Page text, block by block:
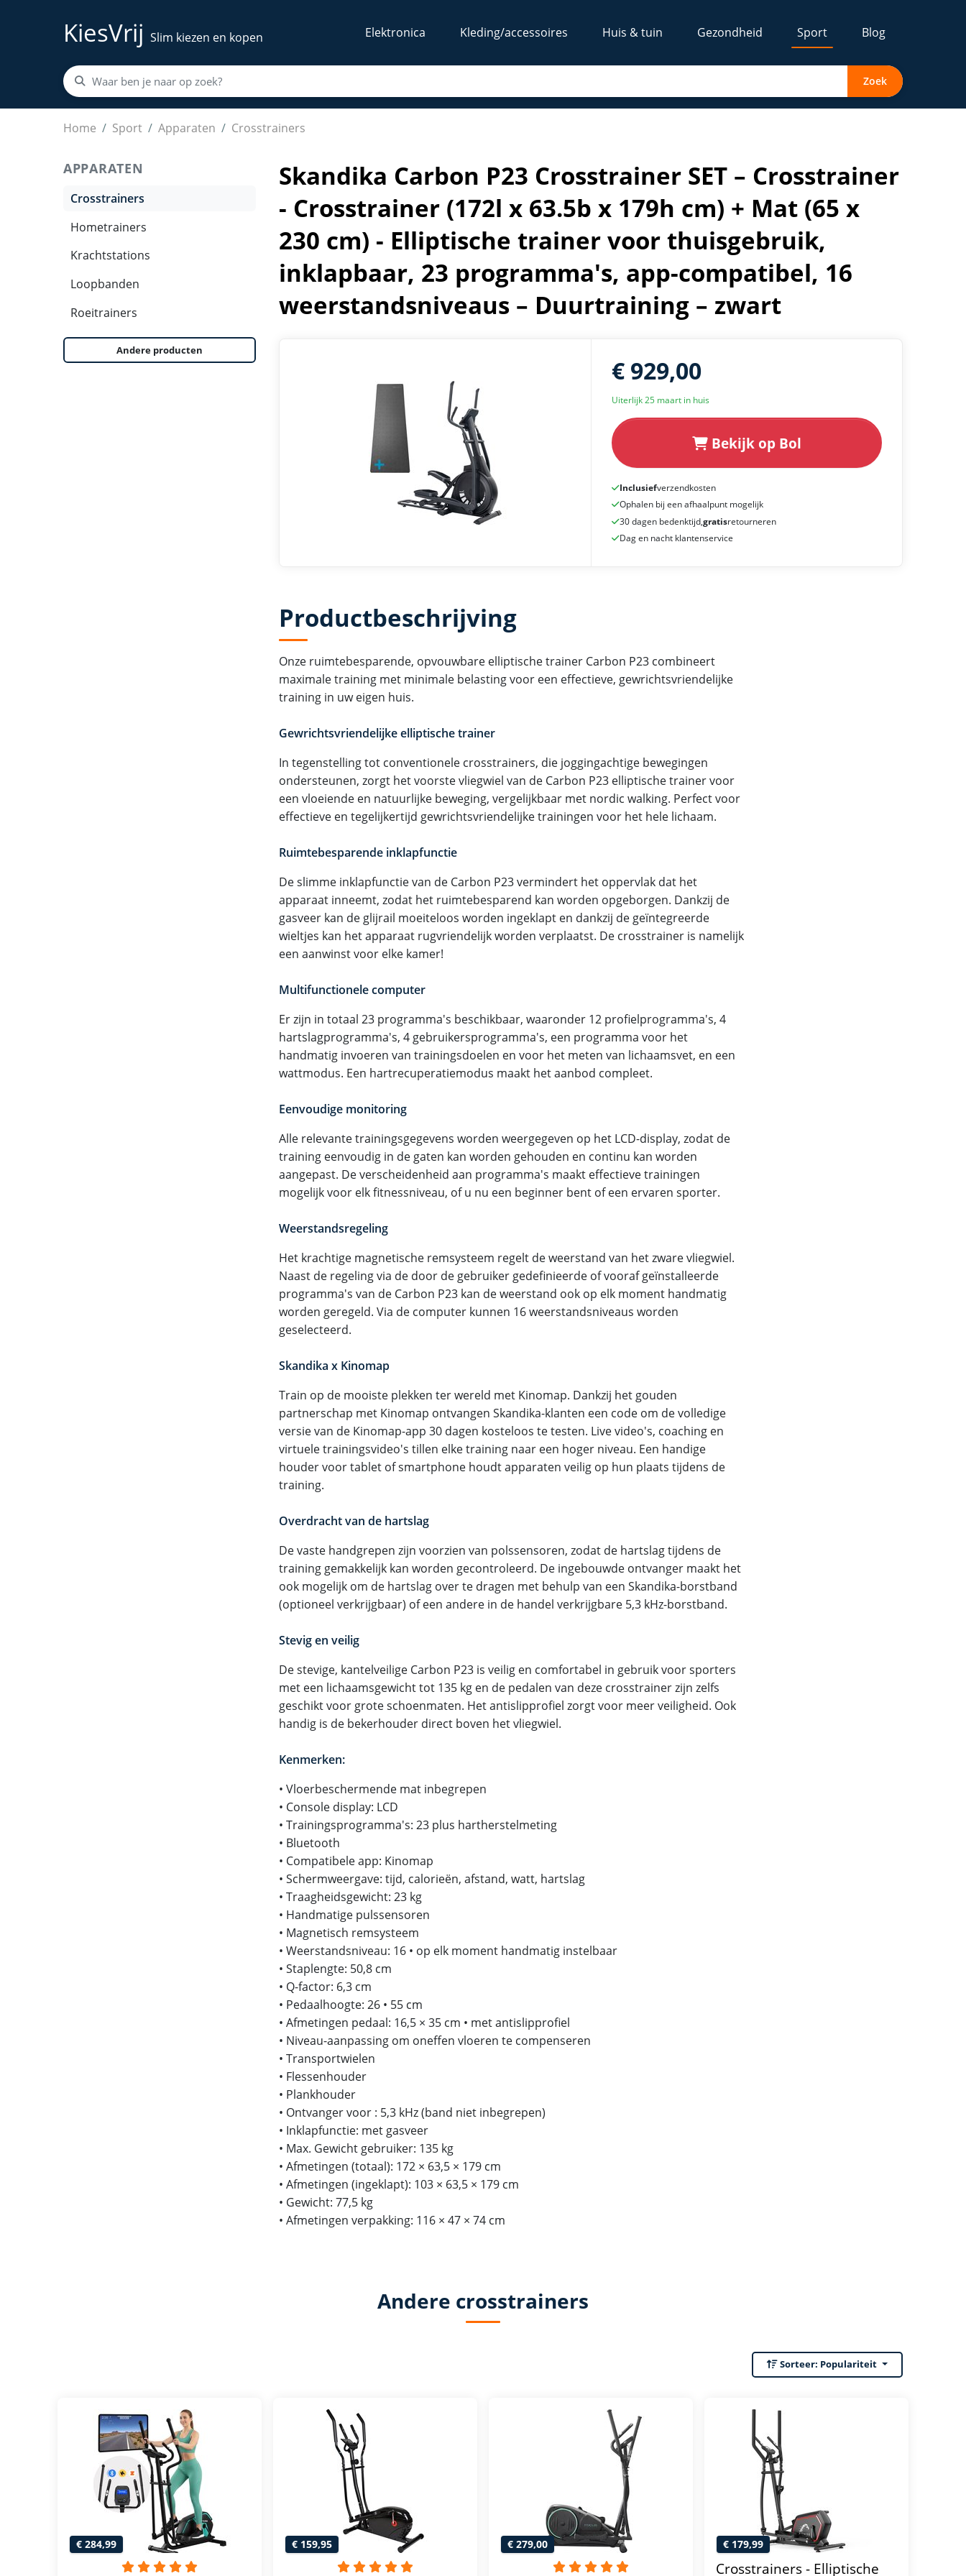
KiesVrij Slim kiezen en kopen Elektronica Kleding/accessoires Huis & tuin Gezondheid Sport Blog
Zoek
Home Sport Apparaten Crosstrainers
Skandika Carbon P23 Crosstrainer SET – Crosstrainer - Crosstrainer (172l x 63.5b x 179h cm) + Mat (65 x 230 cm) - Elliptische trainer voor thuisgebruik, inklapbaar,
APPARATEN
Crosstrainers
Hometrainers
Krachtstations
Loopbanden
Roeitrainers
Andere producten
Skandika Carbon P23 Crosstrainer SET – Crosstrainer
- Crosstrainer (172l x 63.5b x 179h cm) + Mat (65 x
230 cm) - Elliptische trainer voor thuisgebruik,
inklapbaar, 23 programma's, app-compatibel, 16
weerstandsniveaus – Duurtraining – zwart
€ 929,00
Uiterlijk 25 maart in huis
Bekijk op Bol
Inclusiefverzendkosten
Ophalen bij een afhaalpunt mogelijk
30 dagen bedenktijd,gratisretourneren
Dag en nacht klantenservice
Productbeschrijving
Onze ruimtebesparende, opvouwbare elliptische trainer Carbon P23 combineert
maximale training met minimale belasting voor een effectieve, gewrichtsvriendelijke
training in uw eigen huis.
Gewrichtsvriendelijke elliptische trainer
In tegenstelling tot conventionele crosstrainers, die joggingachtige bewegingen
ondersteunen, zorgt het voorste vliegwiel van de Carbon P23 elliptische trainer voor
een vloeiende en natuurlijke beweging, vergelijkbaar met nordic walking. Perfect voor
effectieve en tegelijkertijd gewrichtsvriendelijke trainingen voor het hele lichaam.
Ruimtebesparende inklapfunctie
De slimme inklapfunctie van de Carbon P23 vermindert het oppervlak dat het
apparaat inneemt, zodat het ruimtebesparend kan worden opgeborgen. Dankzij de
gasveer kan de glijrail moeiteloos worden ingeklapt en dankzij de geïntegreerde
wieltjes kan het apparaat rugvriendelijk worden verplaatst. De crosstrainer is namelijk
een aanwinst voor elke kamer!
Multifunctionele computer
Er zijn in totaal 23 programma's beschikbaar, waaronder 12 profielprogramma's, 4
hartslagprogramma's, 4 gebruikersprogramma's, een programma voor het
handmatig invoeren van trainingsdoelen en voor het meten van lichaamsvet, en een
wattmodus. Een hartrecuperatiemodus maakt het aanbod compleet.
Eenvoudige monitoring
Alle relevante trainingsgegevens worden weergegeven op het LCD-display, zodat de
training eenvoudig in de gaten kan worden gehouden en continu kan worden
aangepast. De verscheidenheid aan programma's maakt effectieve trainingen
mogelijk voor elk fitnessniveau, of u nu een beginner bent of een ervaren sporter.
Weerstandsregeling
Het krachtige magnetische remsysteem regelt de weerstand van het zware vliegwiel.
Naast de regeling via de door de gebruiker gedefinieerde of vooraf geïnstalleerde
programma's van de Carbon P23 kan de weerstand ook op elk moment handmatig
worden geregeld. Via de computer kunnen 16 weerstandsniveaus worden
geselecteerd.
Skandika x Kinomap
Train op de mooiste plekken ter wereld met Kinomap. Dankzij het gouden
partnerschap met Kinomap ontvangen Skandika-klanten een code om de volledige
versie van de Kinomap-app 30 dagen kosteloos te testen. Live video's, coaching en
virtuele trainingsvideo's tillen elke training naar een hoger niveau. Een handige
houder voor tablet of smartphone houdt apparaten veilig op hun plaats tijdens de
training.
Overdracht van de hartslag
De vaste handgrepen zijn voorzien van polssensoren, zodat de hartslag tijdens de
training gemakkelijk kan worden gecontroleerd. De ingebouwde ontvanger maakt het
ook mogelijk om de hartslag over te dragen met behulp van een Skandika-borstband
(optioneel verkrijgbaar) of een andere in de handel verkrijgbare 5,3 kHz-borstband.
Stevig en veilig
De stevige, kantelveilige Carbon P23 is veilig en comfortabel in gebruik voor sporters
met een lichaamsgewicht tot 135 kg en de pedalen van deze crosstrainer zijn zelfs
geschikt voor grote schoenmaten. Het antislipprofiel zorgt voor meer veiligheid. Ook
handig is de bekerhouder direct boven het vliegwiel.
Kenmerken:
• Vloerbeschermende mat inbegrepen
• Console display: LCD
• Trainingsprogramma's: 23 plus hartherstelmeting
• Bluetooth
• Compatibele app: Kinomap
• Schermweergave: tijd, calorieën, afstand, watt, hartslag
• Traagheidsgewicht: 23 kg
• Handmatige pulssensoren
• Magnetisch remsysteem
• Weerstandsniveau: 16 • op elk moment handmatig instelbaar
• Staplengte: 50,8 cm
• Q-factor: 6,3 cm
• Pedaalhoogte: 26 • 55 cm
• Afmetingen pedaal: 16,5 × 35 cm • met antislipprofiel
• Niveau-aanpassing om oneffen vloeren te compenseren
• Transportwielen
• Flessenhouder
• Plankhouder
• Ontvanger voor : 5,3 kHz (band niet inbegrepen)
• Inklapfunctie: met gasveer
• Max. Gewicht gebruiker: 135 kg
• Afmetingen (totaal): 172 × 63,5 × 179 cm
• Afmetingen (ingeklapt): 103 × 63,5 × 179 cm
• Gewicht: 77,5 kg
• Afmetingen verpakking: 116 × 47 × 74 cm
Andere crosstrainers
Sorteer: Populariteit
€ 284,99 € 159,95 € 279,00 € 179,99
Crosstrainers - Elliptische